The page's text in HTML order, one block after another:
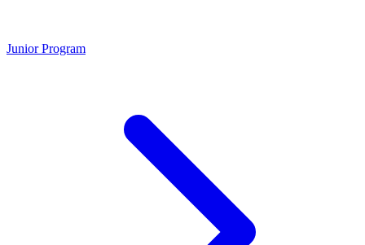
Junior Program